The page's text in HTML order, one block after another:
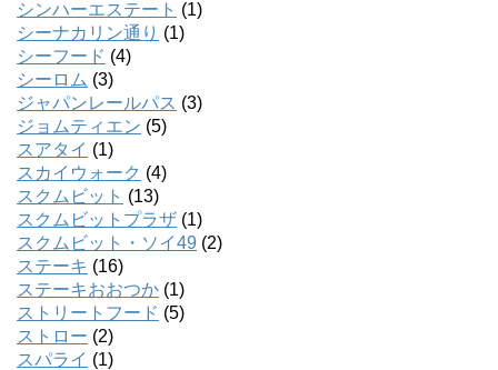
シンハーエステート (1)
シーナカリン通り (1)
シーフード (4)
シーロム (3)
ジャパンレールパス (3)
ジョムティエン (5)
スアタイ (1)
スカイウォーク (4)
スクムビット (13)
スクムビットプラザ (1)
スクムビット・ソイ49 (2)
ステーキ (16)
ステーキおおつか (1)
ストリートフード (5)
ストロー (2)
スパライ (1)